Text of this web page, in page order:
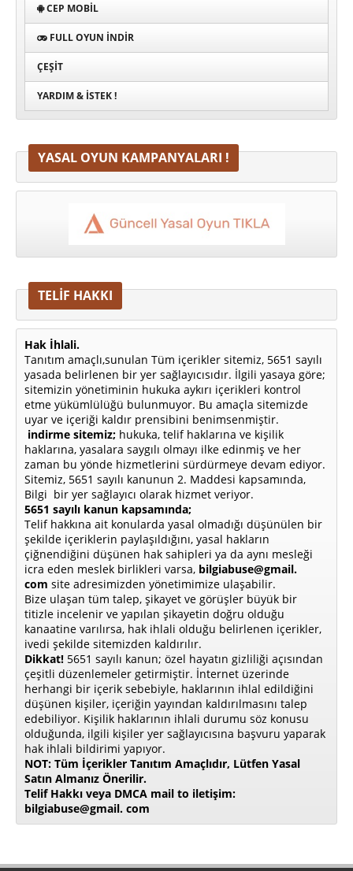
CEP MOBIL
FULL OYUN İNDIR
ÇEŞIT
YARDIM & İSTEK !
YASAL OYUN KAMPANYALARI !
TELİF HAKKI
Hak İhlali.
Tanıtım amaçlı,sunulan Tüm içerikler sitemiz, 5651 sayılı
yasada belirlenen bir yer sağlayıcısıdır. İlgili yasaya göre;
sitemizin yönetiminin hukuka aykırı içerikleri kontrol
etme yükümlülüğü bulunmuyor. Bu amaçla sitemizde
uyar ve içeriği kaldır prensibini benimsenmiştir.
indirme sitemiz; hukuka, telif haklarına ve kişilik
haklarına, yasalara saygılı olmayı ilke edinmiş ve her
zaman bu yönde hizmetlerini sürdürmeye devam ediyor.
Sitemiz, 5651 sayılı kanunun 2. Maddesi kapsamında,
Bilgi bir yer sağlayıcı olarak hizmet veriyor.
5651 sayılı kanun kapsamında;
Telif hakkına ait konularda yasal olmadığı düşünülen bir
şekilde içeriklerin paylaşıldığını, yasal hakların
çiğnendiğini düşünen hak sahipleri ya da aynı mesleği
icra eden meslek birlikleri varsa, bilgiabuse@gmail.
com site adresimizden yönetimimize ulaşabilir.
Bize ulaşan tüm talep, şikayet ve görüşler büyük bir
titizle incelenir ve yapılan şikayetin doğru olduğu
kanaatine varılırsa, hak ihlali olduğu belirlenen içerikler,
ivedi şekilde sitemizden kaldırılır.
Dikkat! 5651 sayılı kanun; özel hayatın gizliliği açısından
çeşitli düzenlemeler getirmiştir. İnternet üzerinde
herhangi bir içerik sebebiyle, haklarının ihlal edildiğini
düşünen kişiler, içeriğin yayından kaldırılmasını talep
edebiliyor. Kişilik haklarının ihlali durumu söz konusu
olduğunda, ilgili kişiler yer sağlayıcısına başvuru yaparak
hak ihlali bildirimi yapıyor.
NOT: Tüm İçerikler Tanıtım Amaçlıdır, Lütfen Yasal
Satın Almanız Önerilir.
Telif Hakkı veya DMCA mail to iletişim:
bilgiabuse@gmail. com